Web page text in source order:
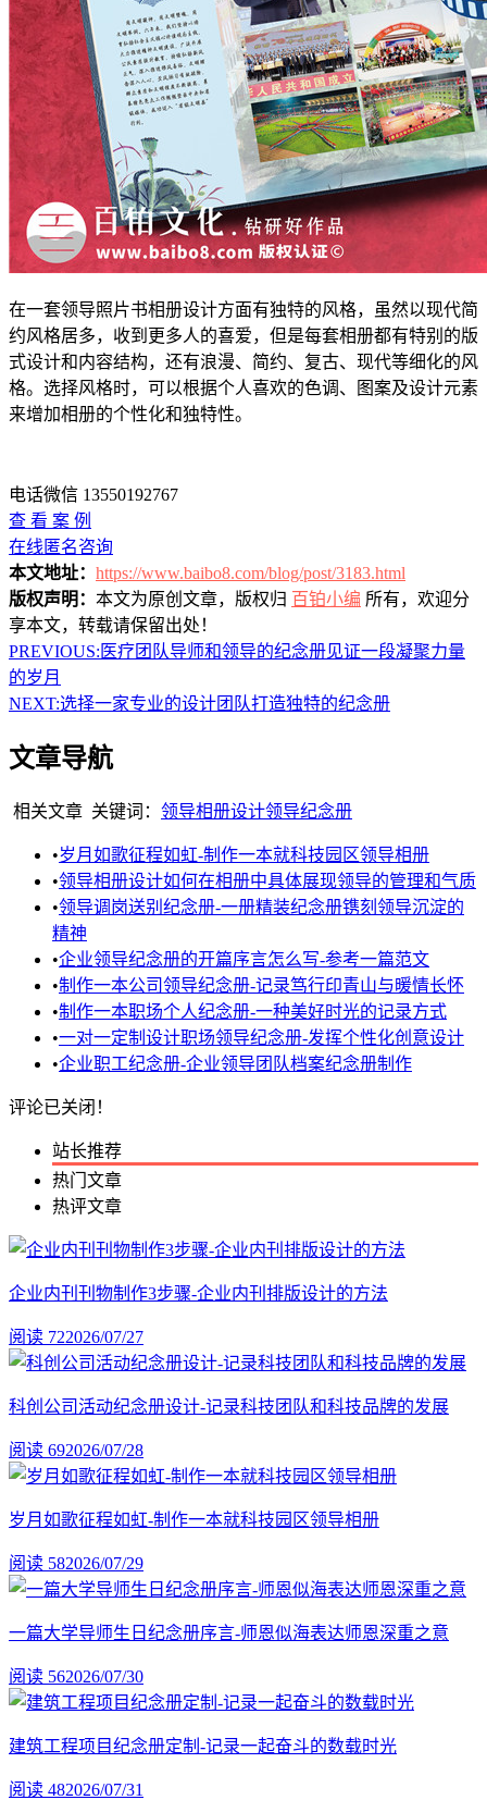
在一套领导照片书相册设计方面有独特的风格，虽然以现代简
约风格居多，收到更多人的喜爱，但是每套相册都有特别的版
式设计和内容结构，还有浪漫、简约、复古、现代等细化的风
格。选择风格时，可以根据个人喜欢的色调、图案及设计元素
来增加相册的个性化和独特性。
电话微信 13550192767
查 看 案 例
在线匿名咨询
本文地址： https://www.baibo8.com/blog/post/3183.html
版权声明： 本文为原创文章，版权归 百铂小编 所有，欢迎分
享本文，转载请保留出处！
PREVIOUS: 医疗团队导师和领导的纪念册见证一段凝聚力量
的岁月
NEXT:选择一家专业的设计团队打造独特的纪念册
文章导航
相关文章 关键词： 领导相册设计领导纪念册
•岁月如歌征程如虹-制作一本就科技园区领导相册
•领导相册设计如何在相册中具体展现领导的管理和气质
•领导调岗送别纪念册-一册精装纪念册镌刻领导沉淀的
精神
•企业领导纪念册的开篇序言怎么写-参考一篇范文
•制作一本公司领导纪念册-记录笃行印青山与暖情长怀
•制作一本职场个人纪念册-一种美好时光的记录方式
•一对一定制设计职场领导纪念册-发挥个性化创意设计
•企业职工纪念册-企业领导团队档案纪念册制作
评论已关闭！
站长推荐
热门文章
热评文章
企业内刊刊物制作3步骤-企业内刊排版设计的方法
阅读 722026/07/27
科创公司活动纪念册设计-记录科技团队和科技品牌的发展
阅读 692026/07/28
岁月如歌征程如虹-制作一本就科技园区领导相册
阅读 582026/07/29
一篇大学导师生日纪念册序言-师恩似海表达师恩深重之意
阅读 562026/07/30
建筑工程项目纪念册定制-记录一起奋斗的数载时光
阅读 482026/07/31